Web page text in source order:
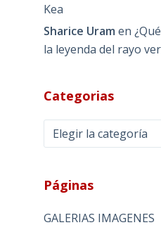
Kea
Sharice Uram en
la leyenda del rayo
Categorias
Categorias
Páginas
GALERIAS IMAGENES